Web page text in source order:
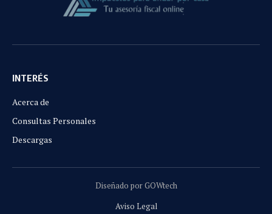
INTERÉS
Acerca de
Consultas Personales
Descargas
Diseñado por GOWtech
Aviso Legal